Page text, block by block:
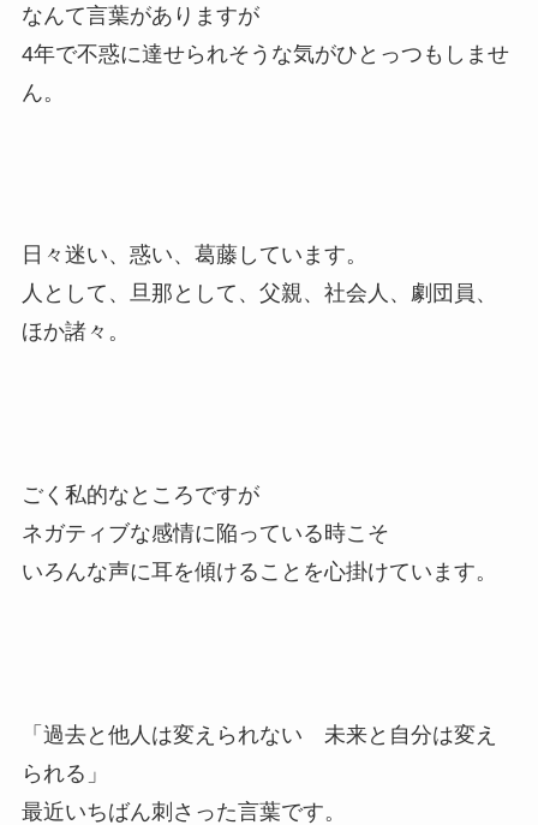
なんて言葉がありますが
4年で不惑に達せられそうな気がひとっつもしませ
ん。
日々迷い、惑い、葛藤しています。
人として、旦那として、父親、社会人、劇団員、
ほか諸々。
ごく私的なところですが
ネガティブな感情に陥っている時こそ
いろんな声に耳を傾けることを心掛けています。
「過去と他人は変えられない 未来と自分は変え
られる」
最近いちばん刺さった言葉です。